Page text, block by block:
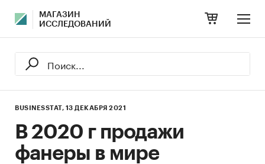
МАГАЗИН
ИССЛЕДОВАНИЙ
BUSINESSTAT, 13 ДЕКАБРЯ 2021
В 2020 г продажи
фанеры в мире